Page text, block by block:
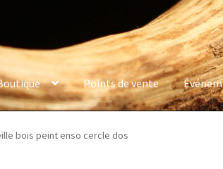
Points de vente
bois peint enso cercle dos